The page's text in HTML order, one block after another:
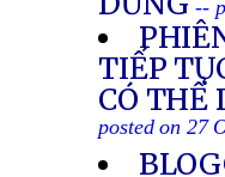
--
TIẾP
CÓ THỂ
posted on 27